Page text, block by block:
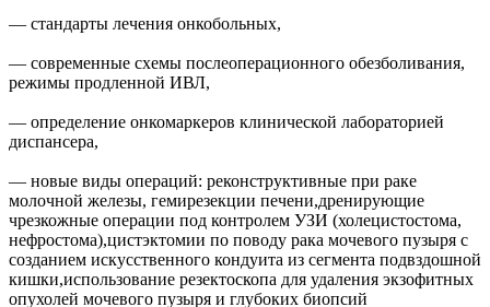
— стандарты лечения онкобольных,
— современные схемы послеоперационного обезболивания,
режимы продленной ИВЛ,
— определение онкомаркеров клинической лабораторией
диспансера,
— новые виды операций: реконструктивные при раке
молочной железы, гемирезекции печени,дренирующие
чрезкожные операции под контролем УЗИ (холецистостома,
нефростома),цистэктомии по поводу рака мочевого пузыря с
созданием искусственного кондуита из сегмента подвздошной
кишки,использование резектоскопа для удаления экзофитных
опухолей мочевого пузыря и глубоких биопсий